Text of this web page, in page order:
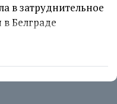
в затруднительное
Белграде